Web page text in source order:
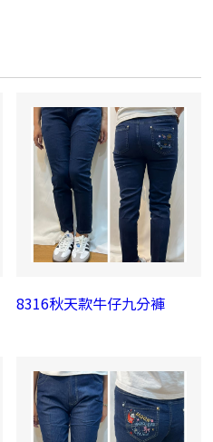
8316秋天款牛仔九分褲